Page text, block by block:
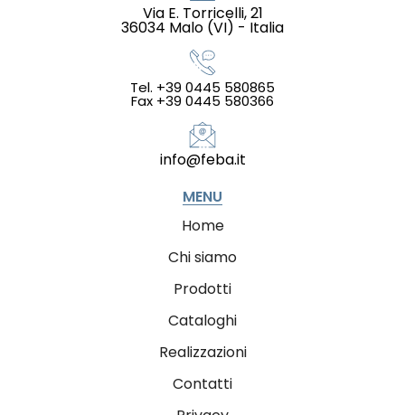
Via E. Torricelli, 21
36034 Malo (VI) - Italia
Tel. +39 0445 580865
Fax +39 0445 580366
info@feba.it
MENU
Home
Chi siamo
Prodotti
Cataloghi
Realizzazioni
Contatti